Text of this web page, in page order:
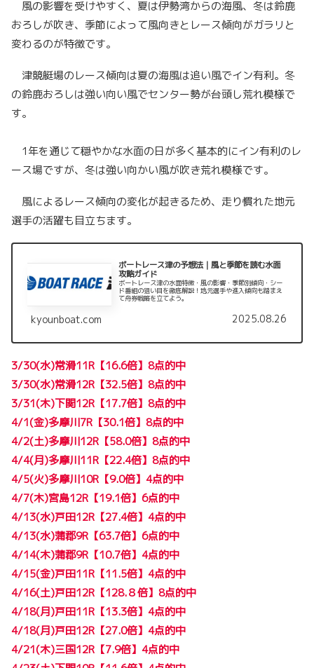
風の影響を受けやすく、夏は伊勢湾からの海風、冬は鈴鹿
おろしが吹き、季節によって風向きとレース傾向がガラリと
変わるのが特徴です。
津競艇場のレース傾向は夏の海風は追い風でイン有利。冬
の鈴鹿おろしは強い向い風でセンター勢が台頭し荒れ模様で
す。
1年を通じて穏やかな水面の日が多く基本的にイン有利のレ
ース場ですが、冬は強い向かい風が吹き荒れ模様です。
風によるレース傾向の変化が起きるため、走り慣れた地元
選手の活躍も目立ちます。
ボートレース津の予想法｜風と季節を読む水面
攻略ガイド
ボートレース津の水面特徴・風の影響・季節別傾向・シー
ド番組の狙い目を徹底解説！地元選手や進入傾向も踏まえ
て舟券戦略を立てよう。
kyounboat.com 2025.08.26
3/30(水)常滑11R【16.6倍】8点的中
3/30(水)常滑12R【32.5倍】8点的中
3/31(木)下関12R【17.7倍】8点的中
4/1(金)多摩川7R【30.1倍】8点的中
4/2(土)多摩川12R【58.0倍】8点的中
4/4(月)多摩川11R【22.4倍】8点的中
4/5(火)多摩川10R【9.0倍】4点的中
4/7(木)宮島12R【19.1倍】6点的中
4/13(水)戸田12R【27.4倍】4点的中
4/13(水)蒲郡9R【63.7倍】6点的中
4/14(木)蒲郡9R【10.7倍】4点的中
4/15(金)戸田11R【11.5倍】4点的中
4/16(土)戸田12R【128.８倍】8点的中
4/18(月)戸田11R【13.3倍】4点的中
4/18(月)戸田12R【27.0倍】4点的中
4/21(木)三国12R【7.9倍】4点的中